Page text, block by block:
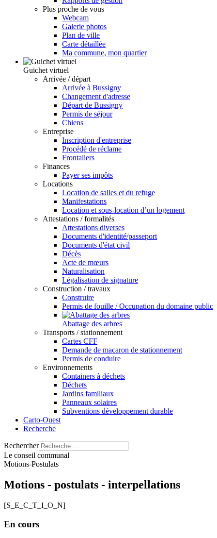
Plus proche de vous
Webcam
Galerie photos
Plan de ville
Carte détaillée
Ma commune, mon quartier
Guichet virtuel
Arrivée / départ
Arrivée à Bussigny
Changement d'adresse
Départ de Bussigny
Permis de séjour
Chiens
Entreprise
Inscription d'entreprise
Procédé de réclame
Frontaliers
Finances
Payer ses impôts
Locations
Location de salles et du refuge
Manifestations
Location et sous-location d’un logement
Attestations / formalités
Attestations diverses
Documents d'identité/passeport
Documents d'état civil
Décès
Acte de mœurs
Naturalisation
Légalisation de signature
Construction / travaux
Construire
Permis de fouille / Occupation du domaine public
Abattage des arbres
Transports / stationnement
Cartes CFF
Demande de macaron de stationnement
Permis de conduire
Environnements
Containers à déchets
Déchets
Jardins familiaux
Panneaux solaires
Subventions développement durable
Carto-Ouest
Recherche
Rechercher
Le conseil communal
Motions-Postulats
Motions - postulats - interpellations
[S_E_C_T_I_O_N]
En cours